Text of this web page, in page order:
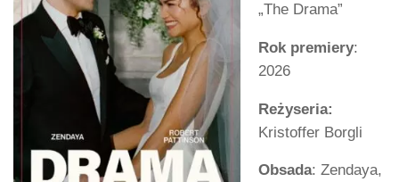
„The Drama”
Rok premiery:
2026
Reżyseria:
Kristoffer Borgli
Obsada: Zendaya,